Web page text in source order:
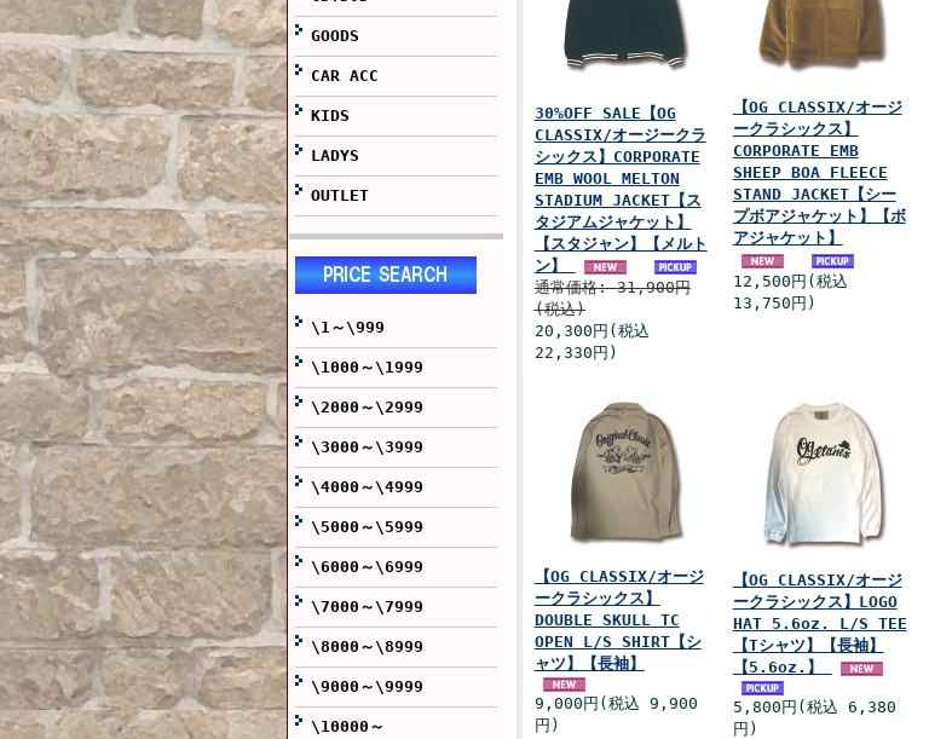
GOODS
CAR ACC
KIDS
LADYS
OUTLET
\1～\999
\1000～\1999
\2000～\2999
\3000～\3999
\4000～\4999
\5000～\5999
\6000～\6999
\7000～\7999
\8000～\8999
\9000～\9999
\10000～
30%OFF SALE【OG
CLASSIX/オージークラ
シックス】CORPORATE
EMB WOOL MELTON
STADIUM JACKET【ス
タジアムジャケット】
【スタジャン】【メルト
ン】
通常価格:31,900円
(税込)
20,300円(税込
22,330円)
【OG CLASSIX/オージ
ークラシックス】
CORPORATE EMB
SHEEP BOA FLEECE
STAND JACKET【シー
プボアジャケット】【ボ
アジャケット】
12,500円(税込
13,750円)
【OG CLASSIX/オージ
ークラシックス】
DOUBLE SKULL TC
OPEN L/S SHIRT【シ
ャツ】【長袖】
9,000円(税込 9,900
円)
【OG CLASSIX/オージ
ークラシックス】LOGO
HAT 5.6oz. L/S TEE
【Tシャツ】【長袖】
【5.6oz.】
5,800円(税込 6,380
円)